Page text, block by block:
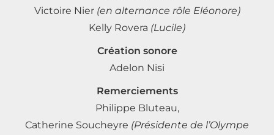
Victoire Nier (en alternance rôle Eléonore)
Kelly Rovera (Lucile)
Création sonore
Adelon Nisi
Remerciements
Philippe Bluteau,
Catherine Soucheyre (Présidente de l’Olympe